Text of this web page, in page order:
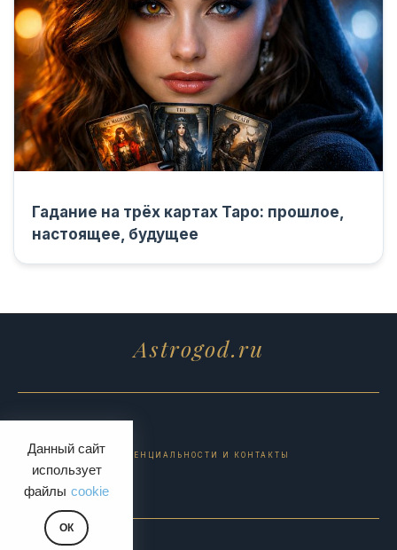
Данный сайт
использует
файлы cookie
ОК
Гадание на трёх картах Таро: прошлое,
настоящее, будущее
Astrogod.ru
ПОЛИТИКА КОНФИДЕНЦИАЛЬНОСТИ И КОНТАКТЫ